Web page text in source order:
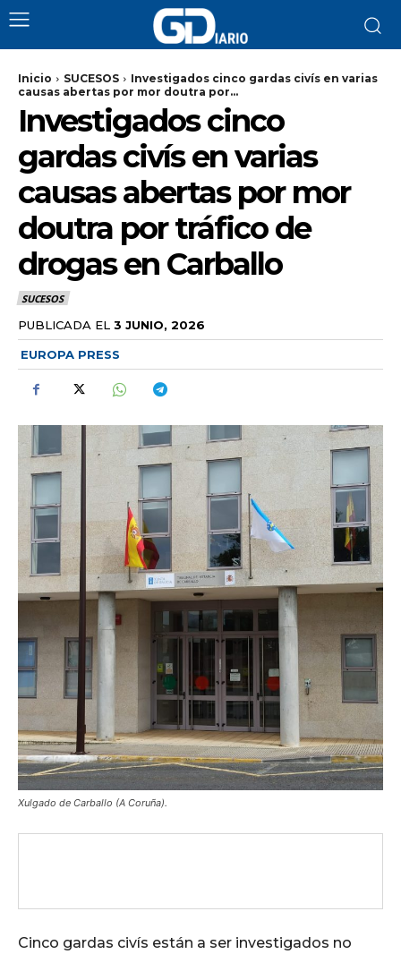
Inicio SUCESOS
Investigados cinco gardas civís en varias
causas abertas por mor doutra por...
Investigados cinco
gardas civís en varias
causas abertas por mor
doutra por tráfico de
drogas en Carballo
SUCESOS
PUBLICADA EL 3 JUNIO, 2026
EUROPA PRESS
Xulgado de Carballo (A Coruña).
Cinco gardas civís están a ser investigados no